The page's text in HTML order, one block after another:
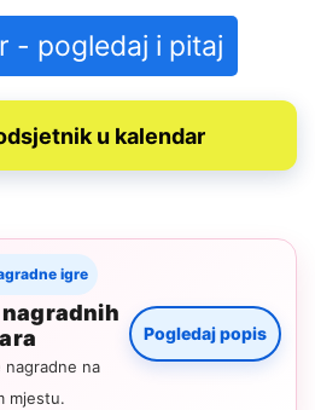
- pogledaj i pitaj
u kalendar
igre
nagradne na
mjestu.
Pogledaj popis